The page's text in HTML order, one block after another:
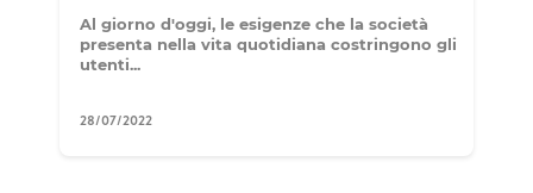
Al giorno d'oggi, le esigenze che la società
presenta nella vita quotidiana costringono gli
utenti...
28/07/2022